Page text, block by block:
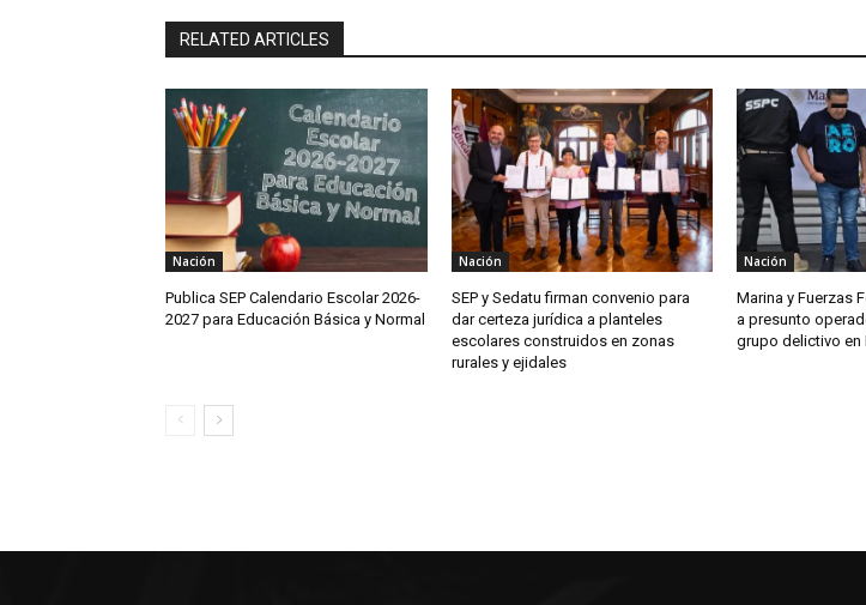
RELATED ARTICLES
Nación
Publica SEP Calendario Escolar 2026-
2027 para Educación Básica y Normal
Nación
SEP y Sedatu firman convenio para
dar certeza jurídica a planteles
escolares construidos en zonas
rurales y ejidales
Nación
Marina y Fuerzas
a presunto
grupo delictivo en